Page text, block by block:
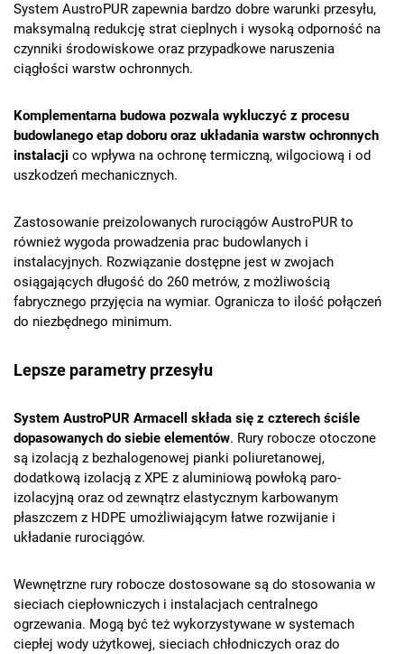
System AustroPUR zapewnia bardzo dobre warunki przesyłu,
maksymalną redukcję strat cieplnych i wysoką odporność na
czynniki środowiskowe oraz przypadkowe naruszenia
ciągłości warstw ochronnych.
Komplementarna budowa pozwala wykluczyć z procesu
budowlanego etap doboru oraz układania warstw ochronnych
instalacji co wpływa na ochronę termiczną, wilgociową i od
uszkodzeń mechanicznych.
Zastosowanie preizolowanych rurociągów AustroPUR to
również wygoda prowadzenia prac budowlanych i
instalacyjnych. Rozwiązanie dostępne jest w zwojach
osiągających długość do 260 metrów, z możliwością
fabrycznego przyjęcia na wymiar. Ogranicza to ilość połączeń
do niezbędnego minimum.
Lepsze parametry przesyłu
System AustroPUR Armacell składa się z czterech ściśle
dopasowanych do siebie elementów. Rury robocze otoczone
są izolacją z bezhalogenowej pianki poliuretanowej,
dodatkową izolacją z XPE z aluminiową powłoką paro-
izolacyjną oraz od zewnątrz elastycznym karbowanym
płaszczem z HDPE umożliwiającym łatwe rozwijanie i
układanie rurociągów.
Wewnętrzne rury robocze dostosowane są do stosowania w
sieciach ciepłowniczych i instalacjach centralnego
ogrzewania. Mogą być też wykorzystywane w systemach
ciepłej wody użytkowej, sieciach chłodniczych oraz do